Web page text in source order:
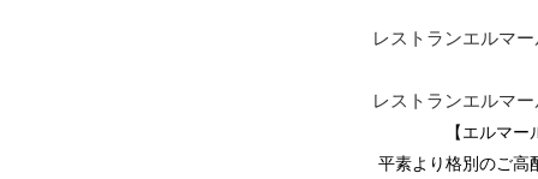
レストランエルマ
レストランエルマ
【エルマ
平素より格別のご高